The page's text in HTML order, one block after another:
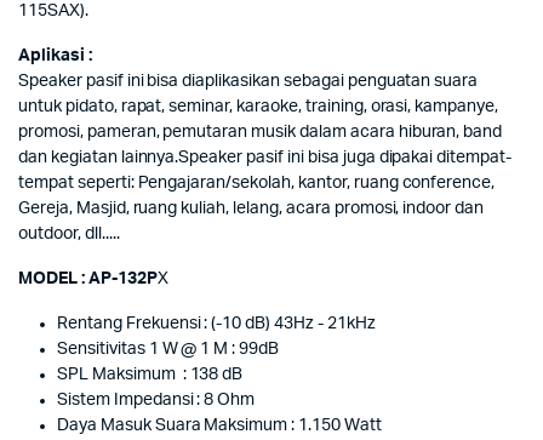
115SAX).
Aplikasi :
Speaker pasif ini bisa diaplikasikan sebagai penguatan suara
untuk pidato, rapat, seminar, karaoke, training, orasi, kampanye,
promosi, pameran, pemutaran musik dalam acara hiburan, band
dan kegiatan lainnya.Speaker pasif ini bisa juga dipakai ditempat-
tempat seperti: Pengajaran/sekolah, kantor, ruang conference,
Gereja, Masjid, ruang kuliah, lelang, acara promosi, indoor dan
outdoor, dll.....
MODEL : AP-132PX
Rentang Frekuensi : (-10 dB) 43Hz - 21kHz
Sensitivitas 1 W @ 1 M : 99dB
SPL Maksimum : 138 dB
Sistem Impedansi : 8 Ohm
Daya Masuk Suara Maksimum : 1.150 Watt